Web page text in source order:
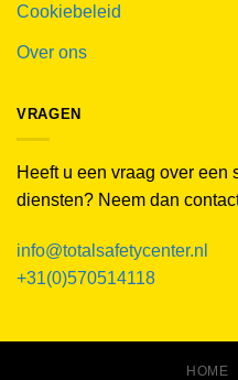
Cookiebeleid
Over ons
VRAGEN
Heeft u een vraag over een
diensten? Neem dan
info@totalsafetycenter.nl
+31(0)570514118
HOME